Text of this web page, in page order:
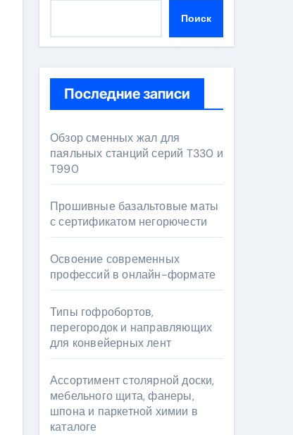
Поиск
Последние записи
Обзор сменных жал для
паяльных станций серий T330 и
T990
Прошивные базальтовые маты
с сертификатом негорючести
Освоение современных
профессий в онлайн-формате
Типы гофробортов,
перегородок и направляющих
для конвейерных лент
Ассортимент столярной доски,
мебельного щита, фанеры,
шпона и паркетной химии в
каталоге